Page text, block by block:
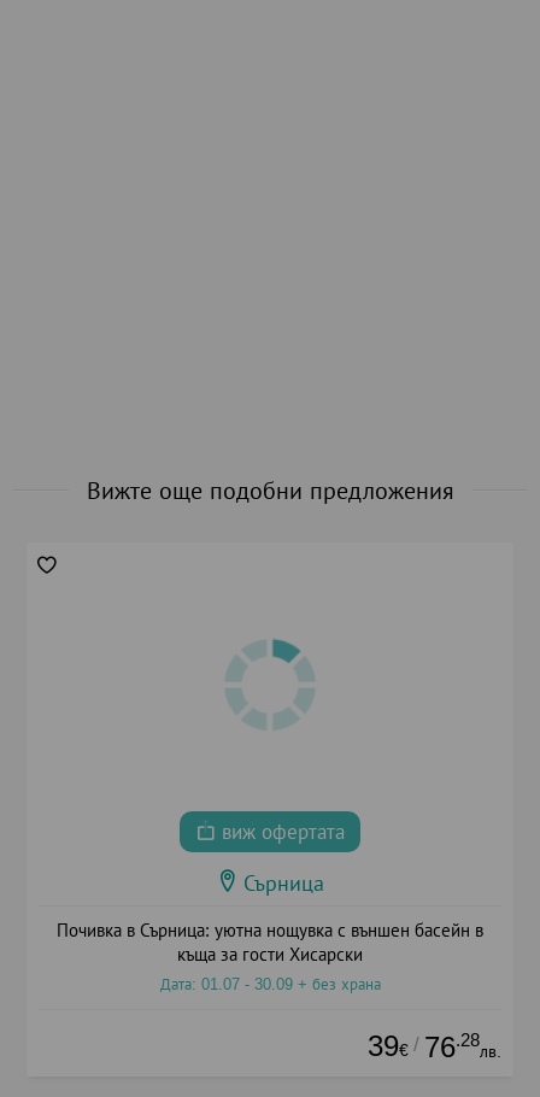
Вижте още подобни предложения
виж офертата
Сърница
Почивка в Сърница: уютна нощувка с външен басейн в
къща за гости Хисарски
Дата: 01.07 - 30.09 + без храна
39€ / 76.28
лв.